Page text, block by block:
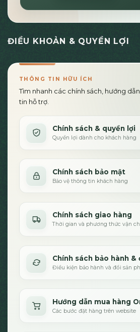
ĐIỀU KHOẢN & QUYỀN LỢI
THÔNG TIN HỮU ÍCH
Tìm nhanh các chính sách, hướng
tin hỗ trợ.
Chính sách & quyền lợi
Quyền lợi dành cho khách hàng
Chính sách bảo mật
Bảo vệ thông tin khách hàng
Chính sách giao hàng
Thời gian và phương thức vận
Chính sách bảo hành &
Điều kiện bảo hành và đổi sản
Hướng dẫn mua hàng
Các bước đặt hàng trên website